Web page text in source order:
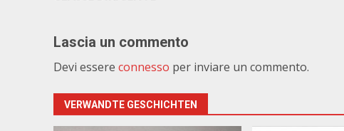
Lascia un commento
Devi essere connesso per inviare un commento.
VERWANDTE GESCHICHTEN